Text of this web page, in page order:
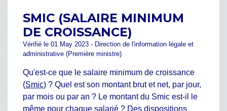
SMIC (SALAIRE MINIMUM
DE CROISSANCE)
Vérifié le 01 May 2023 - Direction de l'information légale et
administrative (Première ministre)
Qu'est-ce que le salaire minimum de croissance
(Smic) ? Quel est son montant brut et net, par jour,
par mois ou par an ? Le montant du Smic est-il le
même pour chaque salarié ? Des dispositions